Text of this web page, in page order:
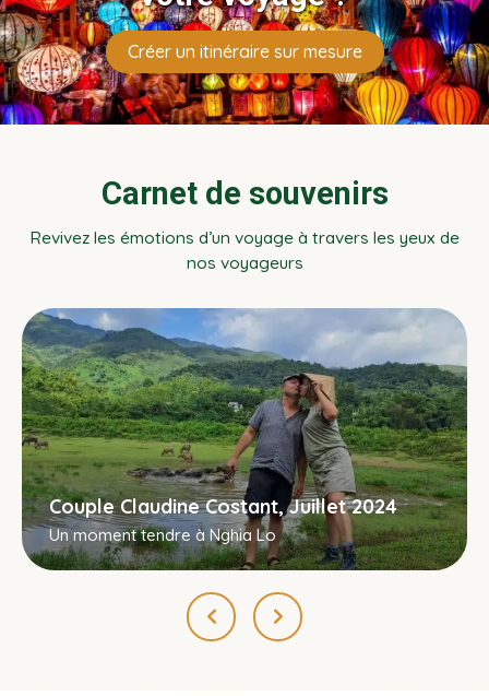
Créer un itinéraire sur mesure
Carnet de souvenirs
Revivez les émotions d’un voyage à travers les yeux de
nos voyageurs
Couple Claudine Costant, Juillet 2024
Un moment tendre à Nghia Lo